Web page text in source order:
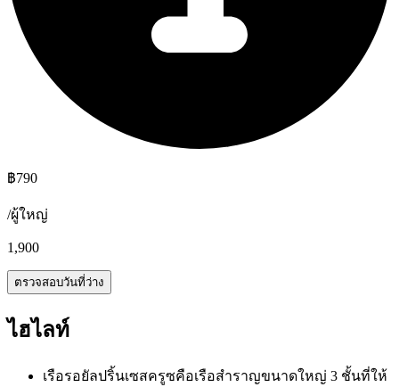
฿790
/ผู้ใหญ่
1,900
ตรวจสอบวันที่ว่าง
ไฮไลท์
เรือรอยัลปริ้นเซสครูซคือเรือสำราญขนาดใหญ่ 3 ชั้นที่ให้